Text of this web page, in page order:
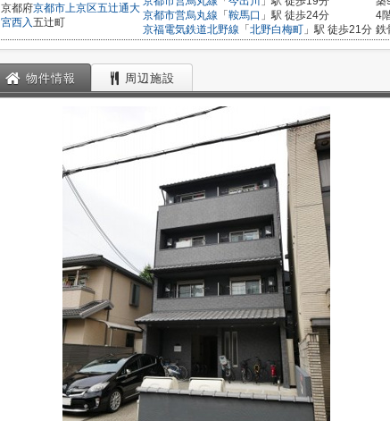
京都府京都市上京区五辻通大
宮西入五辻町
京都市営烏丸線 「 鞍馬口 」駅 徒歩24分
京福電気鉄道北野線 「 北野白梅町 」駅 徒歩21分
4
鉄
物件情報 周辺施設